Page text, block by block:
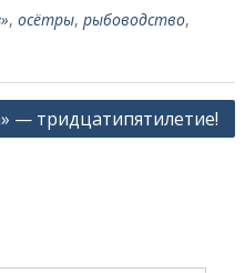
, осётры, рыбоводство,
— тридцатипятилетие!